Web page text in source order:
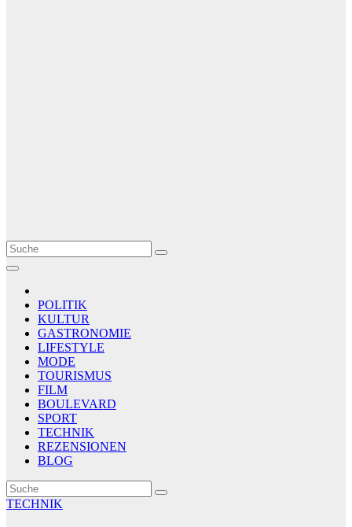
Le Matin
AGENCE DE PRESSE
POLITIK
KULTUR
GASTRONOMIE
LIFESTYLE
MODE
TOURISMUS
FILM
BOULEVARD
SPORT
TECHNIK
REZENSIONEN
BLOG
TECHNIK